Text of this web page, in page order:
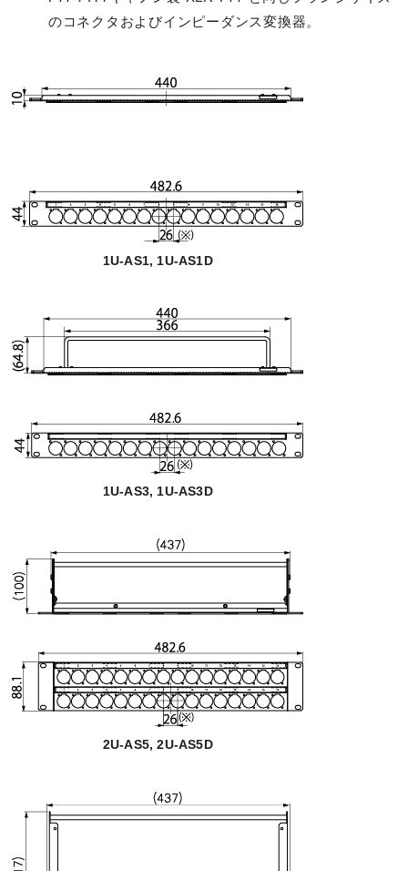
のコネクタおよびインピーダンス変換器。
1U-AS1, 1U-AS1D
1U-AS3, 1U-AS3D
2U-AS5, 2U-AS5D